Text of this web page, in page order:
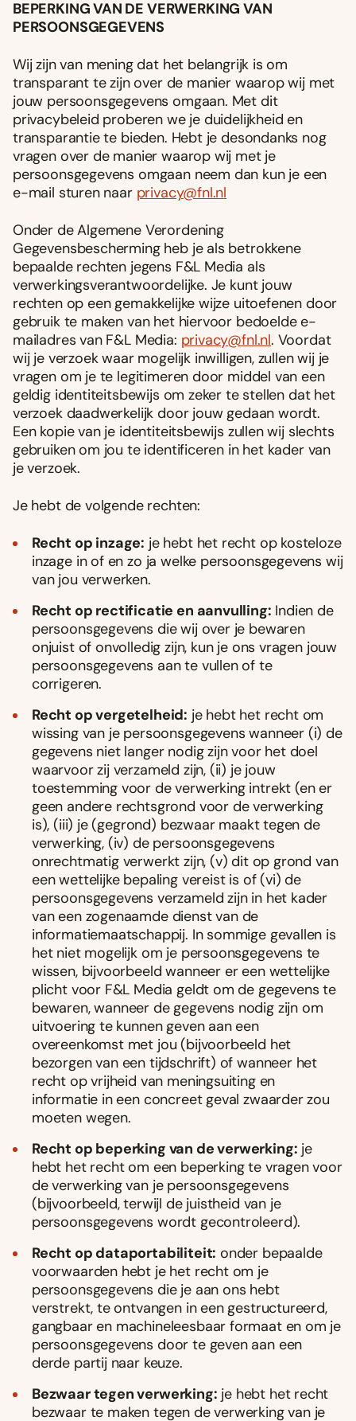
BEPERKING VAN DE VERWERKING VAN
PERSOONSGEGEVENS
Wij zijn van mening dat het belangrijk is om
transparant te zijn over de manier waarop wij met
jouw persoonsgegevens omgaan. Met dit
privacybeleid proberen we je duidelijkheid en
transparantie te bieden. Hebt je desondanks nog
vragen over de manier waarop wij met je
persoonsgegevens omgaan neem dan kun je een
e-mail sturen naar privacy@fnl.nl
Onder de Algemene Verordening
Gegevensbescherming heb je als betrokkene
bepaalde rechten jegens F&L Media als
verwerkingsverantwoordelijke. Je kunt jouw
rechten op een gemakkelijke wijze uitoefenen door
gebruik te maken van het hiervoor bedoelde e-
mailadres van F&L Media: privacy@fnl.nl. Voordat
wij je verzoek waar mogelijk inwilligen, zullen wij je
vragen om je te legitimeren door middel van een
geldig identiteitsbewijs om zeker te stellen dat het
verzoek daadwerkelijk door jouw gedaan wordt.
Een kopie van je identiteitsbewijs zullen wij slechts
gebruiken om jou te identificeren in het kader van
je verzoek.
Je hebt de volgende rechten:
Recht op inzage: je hebt het recht op kosteloze
inzage in of en zo ja welke persoonsgegevens wij
van jou verwerken.
Recht op rectificatie en aanvulling: Indien de
persoonsgegevens die wij over je bewaren
onjuist of onvolledig zijn, kun je ons vragen jouw
persoonsgegevens aan te vullen of te
corrigeren.
Recht op vergetelheid: je hebt het recht om
wissing van je persoonsgegevens wanneer (i) de
gegevens niet langer nodig zijn voor het doel
waarvoor zij verzameld zijn, (ii) je jouw
toestemming voor de verwerking intrekt (en er
geen andere rechtsgrond voor de verwerking
is), (iii) je (gegrond) bezwaar maakt tegen de
verwerking, (iv) de persoonsgegevens
onrechtmatig verwerkt zijn, (v) dit op grond van
een wettelijke bepaling vereist is of (vi) de
persoonsgegevens verzameld zijn in het kader
van een zogenaamde dienst van de
informatiemaatschappij. In sommige gevallen is
het niet mogelijk om je persoonsgegevens te
wissen, bijvoorbeeld wanneer er een wettelijke
plicht voor F&L Media geldt om de gegevens te
bewaren, wanneer de gegevens nodig zijn om
uitvoering te kunnen geven aan een
overeenkomst met jou (bijvoorbeeld het
bezorgen van een tijdschrift) of wanneer het
recht op vrijheid van meningsuiting en
informatie in een concreet geval zwaarder zou
moeten wegen.
Recht op beperking van de verwerking: je
hebt het recht om een beperking te vragen voor
de verwerking van je persoonsgegevens
(bijvoorbeeld, terwijl de juistheid van je
persoonsgegevens wordt gecontroleerd).
Recht op dataportabiliteit: onder bepaalde
voorwaarden hebt je het recht om je
persoonsgegevens die je aan ons hebt
verstrekt, te ontvangen in een gestructureerd,
gangbaar en machineleesbaar formaat en om je
persoonsgegevens door te geven aan een
derde partij naar keuze.
Bezwaar tegen verwerking: je hebt het recht
bezwaar te maken tegen de verwerking van je